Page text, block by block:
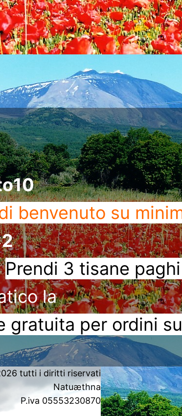
benvenuto su
Prendi 3 tisane
la
gratuita per ordini
tutti i diritti riservati
Natuæthna
P.iva 05553230870